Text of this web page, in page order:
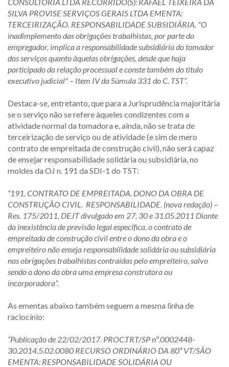
SILVA PROVISE SERVIÇOS GERAIS LTDA EMENTA:
TERCEIRIZAÇÃO. RESPONSABILIDADE SUBSIDIÁRIA. "O
inadimplemento das obrigações trabalhistas, por parte do
empregador, implica a responsabilidade subsidiária do tomador
dos serviços quanto àquelas obrigações, desde que haja
participado da relação processual e conste também do título
executivo judicial" – Item IV da Súmula 331 do C. TST”.
Destaca-se, entretanto, que para a Jurisprudência majoritária
se o serviço não se refere àqueles condizentes com a
atividade normal da tomadora e, ainda, não se trata de
terceirização de serviço ou de atividade (e sim de mero
contrato de empreitada de construção civil), não será capaz
de ensejar responsabilidade solidária ou subsidiária, no
moldes da OJ n. 191 da SDI-1 do TST:
“191. CONTRATO DE EMPREITADA. DONO DA OBRA DE
CONSTRUÇÃO CIVIL. RESPONSABILIDADE. (nova redação) –
Res. 175/2011, DEJT divulgado em 27, 30 e 31.05.2011 Diante
da inexistência de previsão legal específica, o contrato de
empreitada de construção civil entre o dono da obra e o
empreiteiro não enseja responsabilidade solidária ou subsidiária
nas obrigações trabalhistas contraídas pelo empreiteiro, salvo
sendo o dono da obra uma empresa construtora ou
incorporadora”.
As ementas abaixo também seguem a mesma linha de
raciocínio:
“Publicação de 22/02/2017. PROC.TRT/SP nº.0002448-
30.2014.5.02.0080 RECURSO ORDINÁRIO DA 80ª VT/SÃO
EMENTA: RESPONSABILIDADE SOLIDÁRIA OU